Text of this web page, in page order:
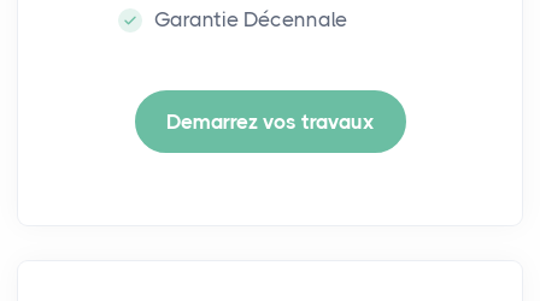
Garantie Décennale
Demarrez vos travaux